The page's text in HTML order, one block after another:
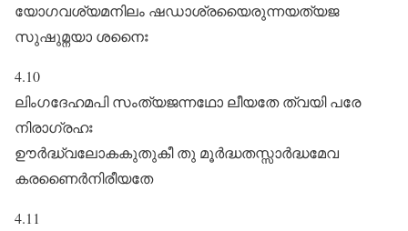
യോഗവശ്യമനിലം ഷഡാശ്രയൈരുന്നയത്യജ
സുഷുമ്നയാ ശനൈഃ
4.10
ലിംഗദേഹമപി സംത്യജന്നഥോ ലീയതേ ത്വയി പരേ
നിരാഗ്രഹഃ
ഊർദ്ധ്വലോകകുതുകീ തു മൂർദ്ധതസ്സാർദ്ധമേവ
കരണൈർനിരീയതേ
4.11